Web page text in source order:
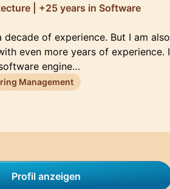
| +25 years in Software
of experience. But I am also
even more years of experience. I
engine…
Management
Profil anzeigen